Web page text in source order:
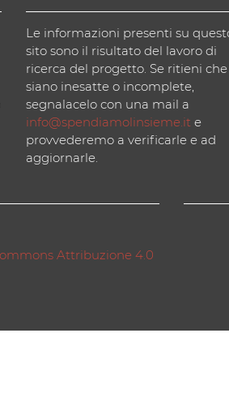
Le informazioni presenti su
sito sono il risultato del lavoro di
ricerca del progetto. Se ritieni che
siano inesatte o incomplete,
segnalacelo con una mail a
info@spendiamolinsieme.ite
provvederemo a verificarle e ad
aggiornarle.
Attribuzione 4.0